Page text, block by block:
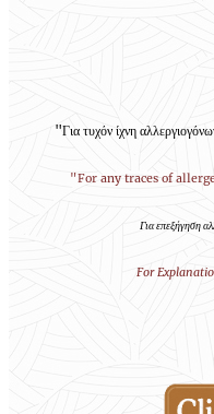
"Για τυχόν ίχνη
"For any traces of
Για επεξήγηση
For